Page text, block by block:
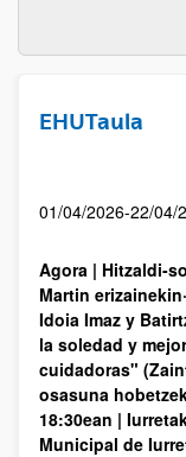
EHUTaula
01/04/2026-22/04/
Agora | Hitzaldi-
Martin
Idoia Imaz y
la soledad y
cuidadoras"
osasuna
18:30ean |
Municipal de